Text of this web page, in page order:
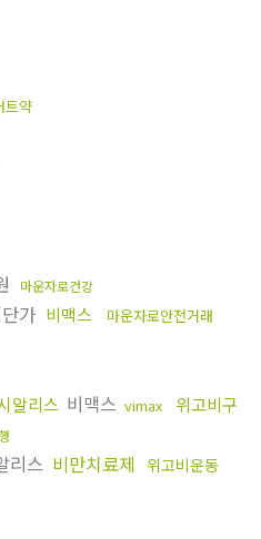
트약
마운자로건강
가 비맥스
마운자로안전거래
알리스 비맥스 vimax
위고비구
리스 비만치료제 위고비운동